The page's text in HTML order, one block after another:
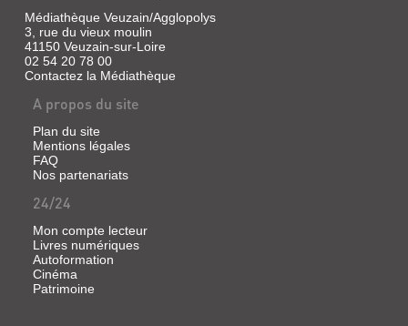
Presses
universitaires
François-
Rabelais,
2012
(Perspectives
historiques)
Cette
étude
des
religieuses
les
sociétés
de
Loire
Médiathèque Veuzain/Agglopolys
3, rue du vieux moulin
41150 Veuzain-sur-Loire
02 54 20 78 00
Contactez la Médiathèque
A propos du site
Plan du site
Mentions légales
FAQ
Nos partenariats
24/24
Mon compte lecteur
Livres numériques
Autoformation
Cinéma
Patrimoine